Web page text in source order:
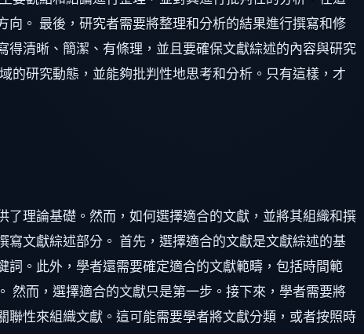
。 最後，研究者需要將整理和分析的結果進行撰寫和修
清晰、簡潔、有條理，並且要確保文獻綜述的內容與研究
的研究動態，並能夠批判性地思考和分析。只有這樣，才
理論基礎。然而，如何選擇適合的文獻，並將其組織和撰
文獻綜述部分。 首先，選擇適合的文獻是文獻綜述的基
。此外，學者還需要確定適合的文獻範疇，包括時間範
然而，選擇適合的文獻只是第一步。接下來，學者需要將
性來組織文獻。這可能需要學者將文獻分類，或者按照時